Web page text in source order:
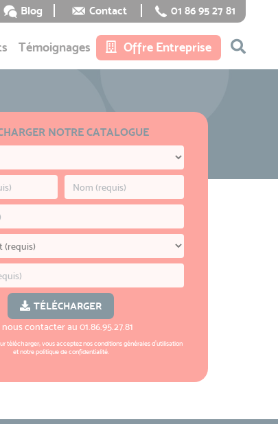
Blog Contact 01 86 95 27 81
Témoignages Offre Entreprise
NOTRE CATALOGUE
TÉLÉCHARGER
nous contacter au 01.86.95.27.81
télécharger, vous acceptez nosconditions générales d'utilisation
et notrepolitique de confidentialité.